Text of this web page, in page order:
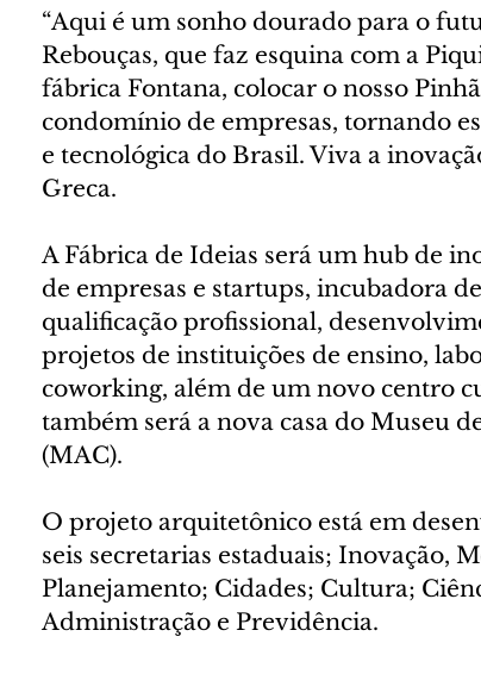
“Aqui é um sonho dourado para o
Rebouças, que faz esquina com a
fábrica Fontana, colocar o nosso
condomínio de empresas, tornando
e tecnológica do Brasil. Viva a
Greca.
A Fábrica de Ideias será um hub de
de empresas e startups, incubadora
qualificação profissional,
projetos de instituições de ensino,
coworking, além de um novo centro
também será a nova casa do Museu
(MAC).
O projeto arquitetônico está em
seis secretarias estaduais; Inovação,
Planejamento; Cidades; Cultura;
Administração e Previdência.